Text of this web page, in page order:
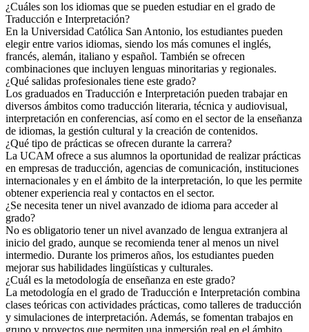
¿Cuáles son los idiomas que se pueden estudiar en el grado de
Traducción e Interpretación?
En la Universidad Católica San Antonio, los estudiantes pueden
elegir entre varios idiomas, siendo los más comunes el inglés,
francés, alemán, italiano y español. También se ofrecen
combinaciones que incluyen lenguas minoritarias y regionales.
¿Qué salidas profesionales tiene este grado?
Los graduados en Traducción e Interpretación pueden trabajar en
diversos ámbitos como traducción literaria, técnica y audiovisual,
interpretación en conferencias, así como en el sector de la enseñanza
de idiomas, la gestión cultural y la creación de contenidos.
¿Qué tipo de prácticas se ofrecen durante la carrera?
La UCAM ofrece a sus alumnos la oportunidad de realizar prácticas
en empresas de traducción, agencias de comunicación, instituciones
internacionales y en el ámbito de la interpretación, lo que les permite
obtener experiencia real y contactos en el sector.
¿Se necesita tener un nivel avanzado de idioma para acceder al
grado?
No es obligatorio tener un nivel avanzado de lengua extranjera al
inicio del grado, aunque se recomienda tener al menos un nivel
intermedio. Durante los primeros años, los estudiantes pueden
mejorar sus habilidades lingüísticas y culturales.
¿Cuál es la metodología de enseñanza en este grado?
La metodología en el grado de Traducción e Interpretación combina
clases teóricas con actividades prácticas, como talleres de traducción
y simulaciones de interpretación. Además, se fomentan trabajos en